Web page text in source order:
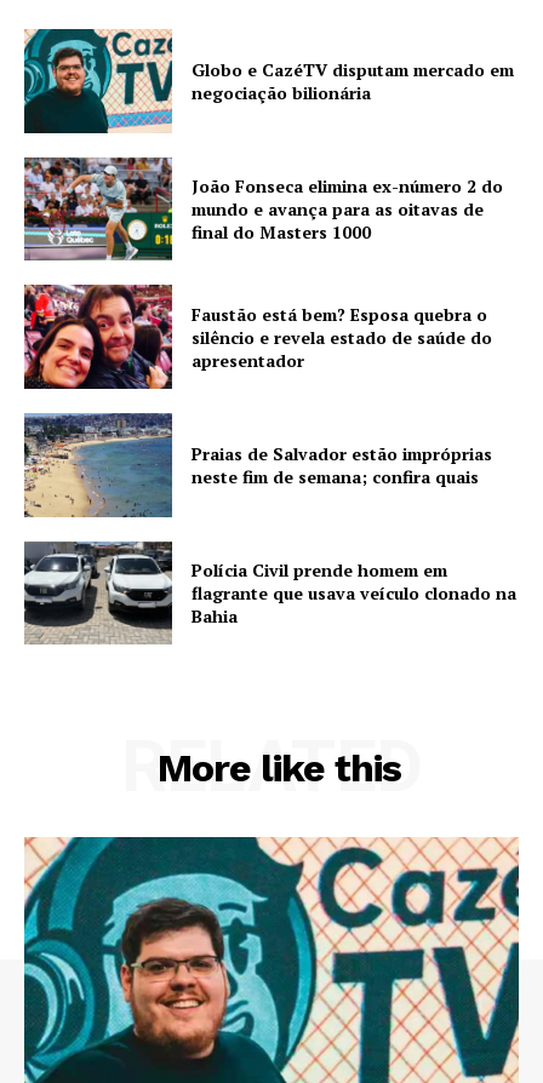
Globo e CazéTV disputam mercado em
negociação bilionária
João Fonseca elimina ex-número 2 do
mundo e avança para as oitavas de
final do Masters 1000
Faustão está bem? Esposa quebra o
silêncio e revela estado de saúde do
apresentador
Praias de Salvador estão impróprias
neste fim de semana; confira quais
Polícia Civil prende homem em
flagrante que usava veículo clonado na
Bahia
More like this
RELATED